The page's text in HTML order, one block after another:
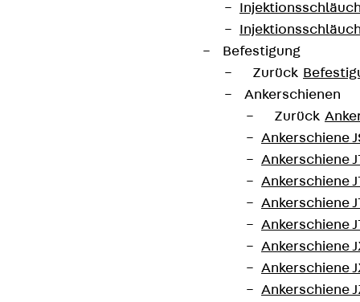
Befestigung
Zurück
Ankerschienen
Zurück
Ankerschiene
Ankerschiene
Ankerschiene
Ankerschiene
Ankerschiene
Ankerschiene
Ankerschiene
Ankerschiene